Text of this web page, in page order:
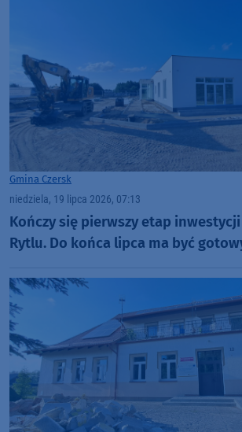
Gmina Czersk
niedziela, 19 lipca 2026, 07:13
Kończy się pierwszy etap
Rytlu. Do końca lipca ma być